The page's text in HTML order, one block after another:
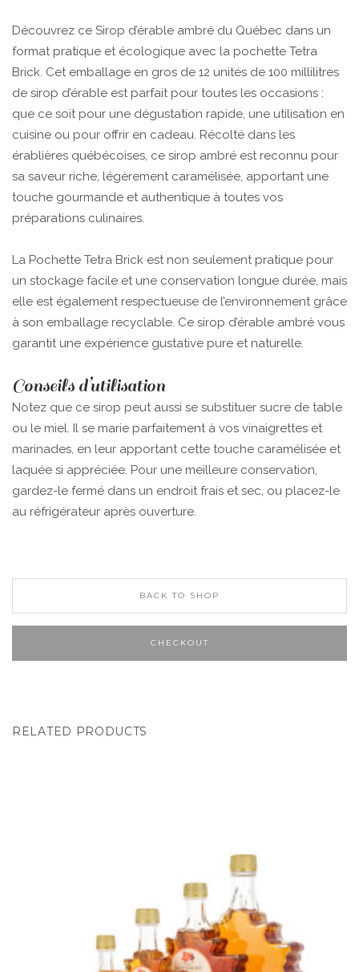
Découvrez ce Sirop d’érable ambré du Québec dans un
format pratique et écologique avec la pochette Tetra
Brick. Cet emballage en gros de 12 unités de 100 millilitres
de sirop d’érable est parfait pour toutes les occasions :
que ce soit pour une dégustation rapide, une utilisation en
cuisine ou pour offrir en cadeau. Récolté dans les
érablières québécoises, ce sirop ambré est reconnu pour
sa saveur riche, légèrement caramélisée, apportant une
touche gourmande et authentique à toutes vos
préparations culinaires.
La Pochette Tetra Brick est non seulement pratique pour
un stockage facile et une conservation longue durée, mais
elle est également respectueuse de l’environnement grâce
à son emballage recyclable. Ce sirop d’érable ambré vous
garantit une expérience gustative pure et naturelle.
Conseils d’utilisation
Notez que ce sirop peut aussi se substituer sucre de table
ou le miel. Il se marie parfaitement à vos vinaigrettes et
marinades, en leur apportant cette touche caramélisée et
laquée si appréciée. Pour une meilleure conservation,
gardez-le fermé dans un endroit frais et sec, ou placez-le
au réfrigérateur après ouverture.
BACK TO SHOP
CHECKOUT
RELATED PRODUCTS